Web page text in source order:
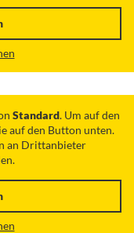
Standard. Um auf den
auf den Button unten.
an Drittanbieter